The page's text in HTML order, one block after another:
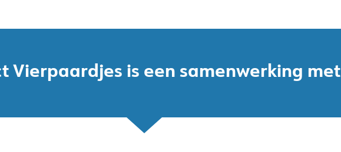
Vierpaardjes is een samenwerking met